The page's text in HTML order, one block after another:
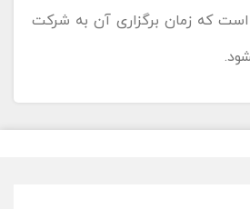
که زمان برگزاری آن به شرکت